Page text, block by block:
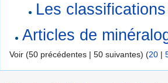
Les
Articles de
Voir (50 précédentes | 50 suivantes) (20 |